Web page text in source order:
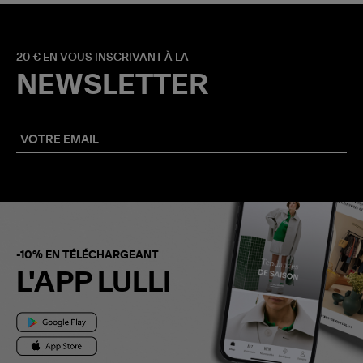
20 € EN VOUS INSCRIVANT À LA
NEWSLETTER
-10% EN TÉLÉCHARGEANT
L'APP LULLI